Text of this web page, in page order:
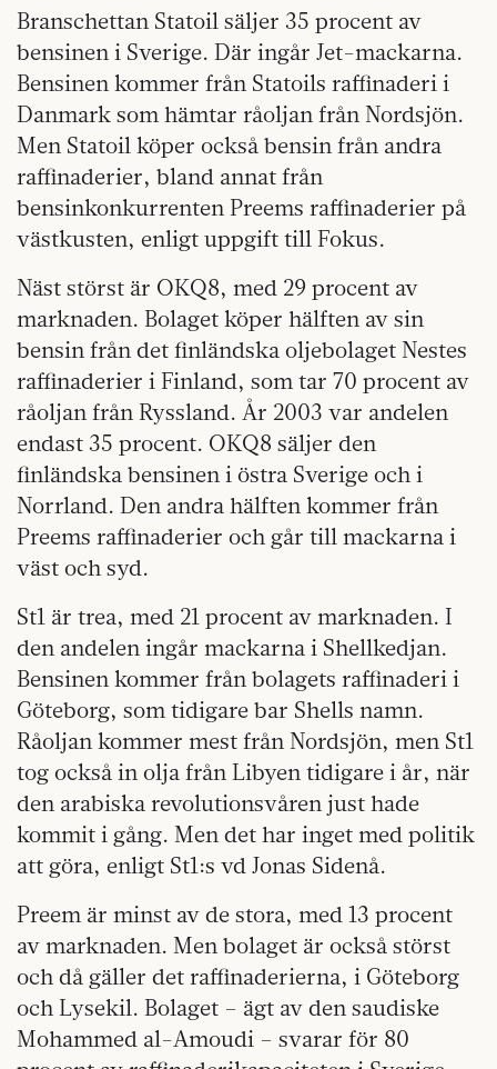
Branschettan Statoil säljer 35 procent av
bensinen i Sverige. Där ingår Jet-mackarna.
Bensinen kommer från Statoils raffinaderi i
Danmark som hämtar råoljan från Nordsjön.
Men Statoil köper också bensin från andra
raffinaderier, bland annat från
bensinkonkurrenten Preems raffinaderier på
västkusten, enligt uppgift till Fokus.
Näst störst är OKQ8, med 29 procent av
marknaden. Bolaget köper hälften av sin
bensin från det finländska oljebolaget Nestes
raffinaderier i Finland, som tar 70 procent av
råoljan från Ryssland. År 2003 var andelen
endast 35 procent. OKQ8 säljer den
finländska bensinen i östra Sverige och i
Norrland. Den andra hälften kommer från
Preems raffinaderier och går till mackarna i
väst och syd.
St1 är trea, med 21 procent av marknaden. I
den andelen ingår mackarna i Shellkedjan.
Bensinen kommer från bolagets raffinaderi i
Göteborg, som tidigare bar Shells namn.
Råoljan kommer mest från Nordsjön, men St1
tog också in olja från Libyen tidigare i år, när
den arabiska revolutionsvåren just hade
kommit i gång. Men det har inget med politik
att göra, enligt St1:s vd Jonas Sidenå.
Preem är minst av de stora, med 13 procent
av marknaden. Men bolaget är också störst
och då gäller det raffinaderierna, i Göteborg
och Lysekil. Bolaget – ägt av den saudiske
Mohammed al-Amoudi – svarar för 80